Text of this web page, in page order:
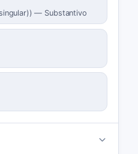
) — Substantivo